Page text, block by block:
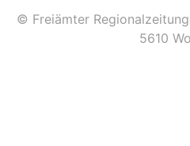
© Freiämter
5610